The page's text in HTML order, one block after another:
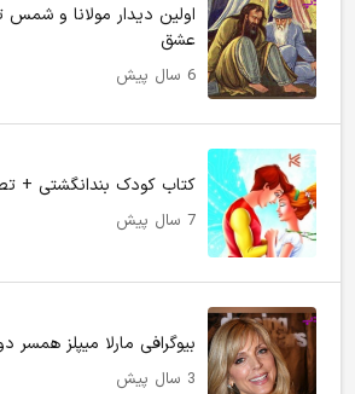
اولین دیدار مولانا و
عشق
6 سال پیش
کتاب کودک بندانگشتی +
7 سال پیش
بیوگرافی مارلا میپلز همسر
3 سال پیش